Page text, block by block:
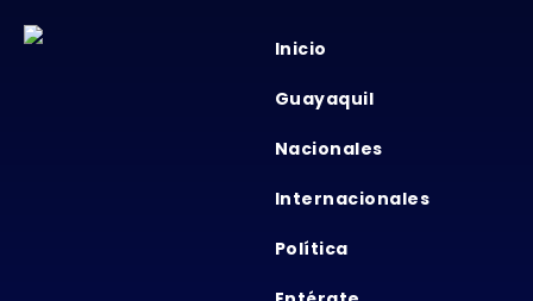
Inicio
Guayaquil
Nacionales
Internacionales
Política